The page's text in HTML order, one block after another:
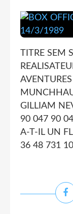
TITRE SEM
GILLIAM
90 047 90
A-T-IL UN
36 48 731